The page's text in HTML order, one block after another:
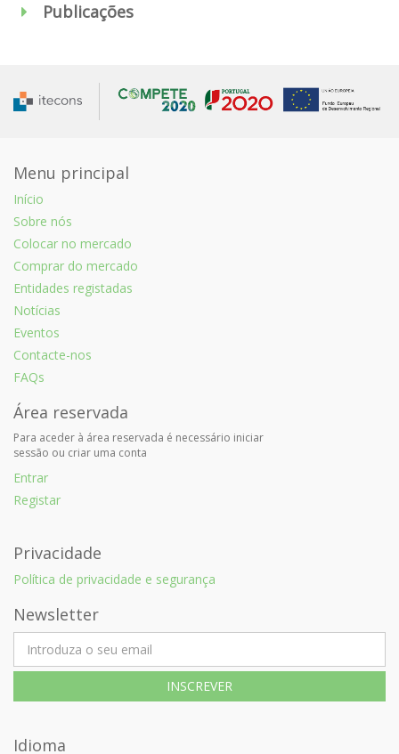
Publicações
Menu principal
Início
Sobre nós
Colocar no mercado
Comprar do mercado
Entidades registadas
Notícias
Eventos
Contacte-nos
FAQs
Área reservada
Para aceder à área reservada é necessário iniciar
sessão ou criar uma conta
Entrar
Registar
Privacidade
Política de privacidade e segurança
Newsletter
Idioma